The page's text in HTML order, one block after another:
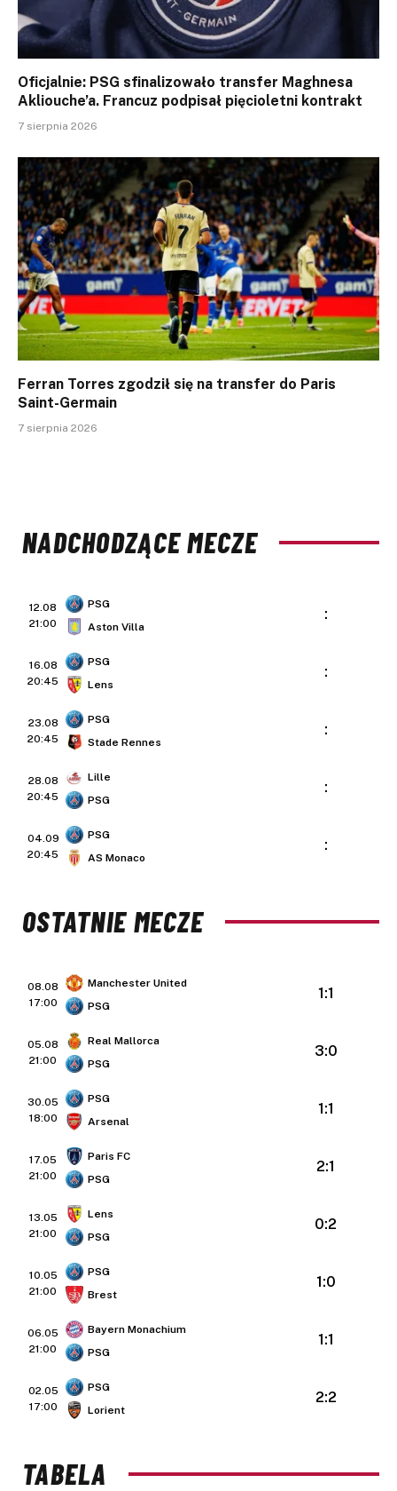
Oficjalnie: PSG sfinalizowało transfer Maghnesa
Akliouche’a. Francuz podpisał pięcioletni kontrakt
7 sierpnia 2026
Ferran Torres zgodził się na transfer do Paris
Saint-Germain
7 sierpnia 2026
NADCHODZĄCE MECZE
12.08
21:00
PSG
Aston Villa
:
16.08
20:45
PSG
Lens
:
23.08
20:45
PSG
Stade Rennes
:
28.08
20:45
Lille
PSG
:
04.09
20:45
PSG
AS Monaco
:
OSTATNIE MECZE
08.08
17:00
Manchester United
PSG
1:1
05.08
21:00
Real Mallorca
PSG
3:0
30.05
18:00
PSG
Arsenal
1:1
17.05
21:00
Paris FC
PSG
2:1
13.05
21:00
Lens
PSG
0:2
10.05
21:00
PSG
Brest
1:0
06.05
21:00
Bayern Monachium
PSG
1:1
02.05
17:00
PSG
Lorient
2:2
TABELA